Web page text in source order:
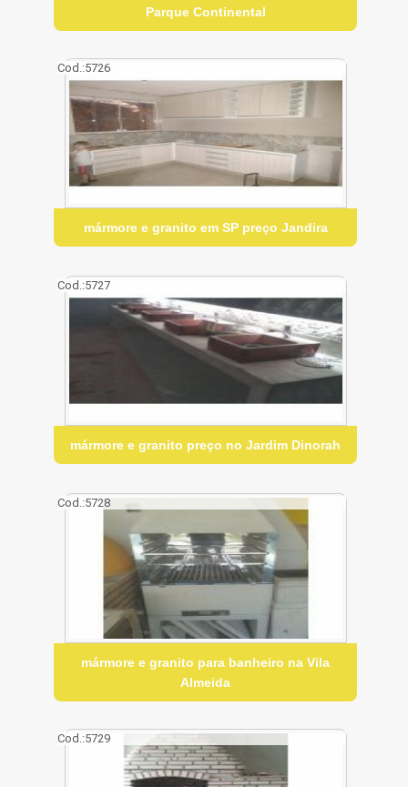
Parque Continental
Cod.:5726
mármore e granito em SP preço Jandira
Cod.:5727
mármore e granito preço no Jardim Dinorah
Cod.:5728
mármore e granito para banheiro na Vila
Almeida
Cod.:5729